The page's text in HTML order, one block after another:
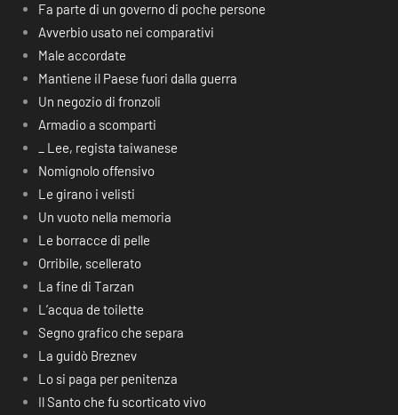
Fa parte di un governo di poche persone
Avverbio usato nei comparativi
Male accordate
Mantiene il Paese fuori dalla guerra
Un negozio di fronzoli
Armadio a scomparti
_ Lee, regista taiwanese
Nomignolo offensivo
Le girano i velisti
Un vuoto nella memoria
Le borracce di pelle
Orribile, scellerato
La fine di Tarzan
L’acqua de toilette
Segno grafico che separa
La guidò Breznev
Lo si paga per penitenza
Il Santo che fu scorticato vivo